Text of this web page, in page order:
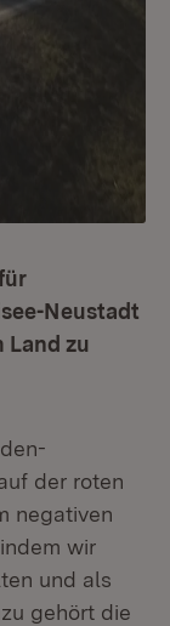
Neustadt
Land zu
der roten
negativen
wir
und als
gehört die